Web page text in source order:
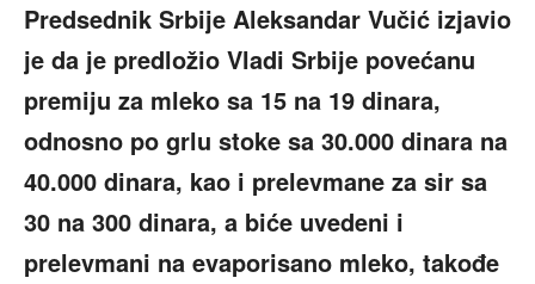
Predsednik Srbije Aleksandar Vučić izjavio
je da je predložio Vladi Srbije povećanu
premiju za mleko sa 15 na 19 dinara,
odnosno po grlu stoke sa 30.000 dinara na
40.000 dinara, kao i prelevmane za sir sa
30 na 300 dinara, a biće uvedeni i
prelevmani na evaporisano mleko, takođe